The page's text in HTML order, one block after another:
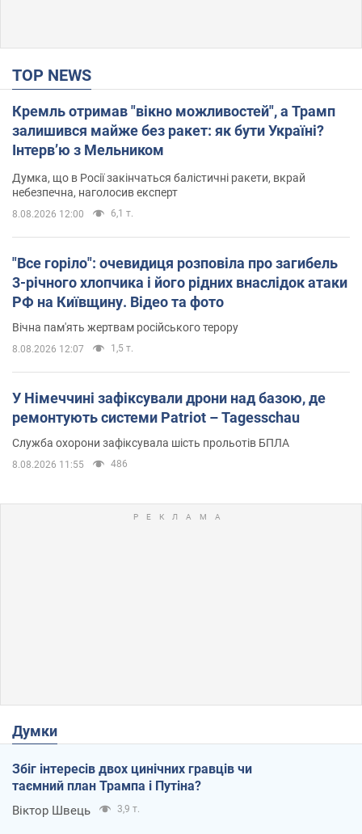
TOP NEWS
Кремль отримав "вікно можливостей", а Трамп
залишився майже без ракет: як бути Україні?
Інтерв’ю з Мельником
Думка, що в Росії закінчаться балістичні ракети, вкрай
небезпечна, наголосив експерт
8.08.2026 12:00 6,1 т.
"Все горіло": очевидиця розповіла про загибель
3-річного хлопчика і його рідних внаслідок атаки
РФ на Київщину. Відео та фото
Вічна пам'ять жертвам російського терору
8.08.2026 12:07 1,5 т.
У Німеччині зафіксували дрони над базою, де
ремонтують системи Patriot – Tagesschau
Служба охорони зафіксувала шість прольотів БПЛА
8.08.2026 11:55 486
Думки
Збіг інтересів двох цинічних гравців чи
таємний план Трампа і Путіна?
Віктор Швець 3,9 т.